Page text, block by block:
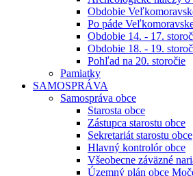
Obdobie
Po páde
Obdobie 14. - 17.
Obdobie 18. - 19.
Pohľad na 20. storočie
Pamiatky
SAMOSPRÁVA
Samospráva obce
Starosta obce
Zástupca starostu obce
Sekretariát starostu obce
Hlavný kontrolór obce
Všeobecne záväzné
Územný plán obce